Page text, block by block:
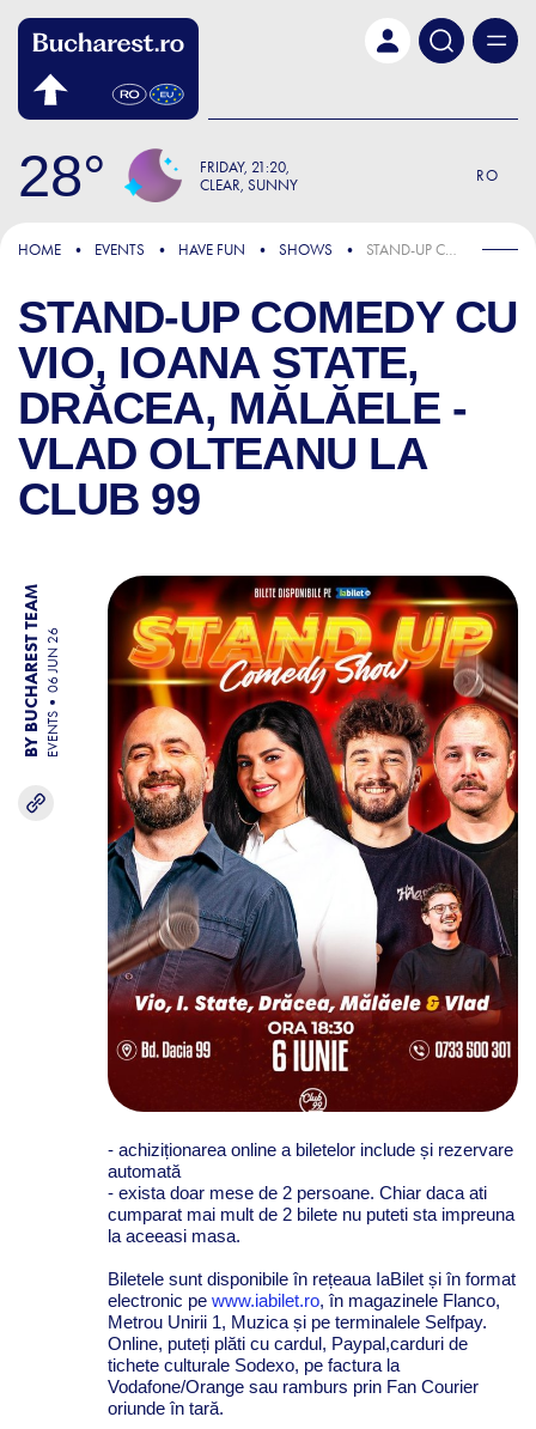
28 FRIDAY 21:20
CLEAR, SUNNY
RO
HOME EVENTS HAVE FUN SHOWS STAND-UP COMEDY CU VIO, IOANA STATE, DRĂCEA, MĂLĂELE - VLAD OLTEANU LA CLUB 99
STAND-UP COMEDY CU
VIO, IOANA STATE,
DRĂCEA, MĂLĂELE -
VLAD OLTEANU LA
CLUB 99
BY BUCHAREST TEAM EVENTS
06 JUN 26
- achiziționarea online a biletelor include și rezervare
automată
- exista doar mese de 2 persoane. Chiar daca ati
cumparat mai mult de 2 bilete nu puteti sta impreuna
la aceeasi masa.
Biletele sunt disponibile în rețeaua IaBilet și în format
electronic pe www.iabilet.ro, în magazinele Flanco,
Metrou Unirii 1, Muzica și pe terminalele Selfpay.
Online, puteți plăti cu cardul, Paypal,carduri de
tichete culturale Sodexo, pe factura la
Vodafone/Orange sau ramburs prin Fan Courier
oriunde în tară.